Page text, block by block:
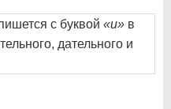
с буквой «и» в
дательного и